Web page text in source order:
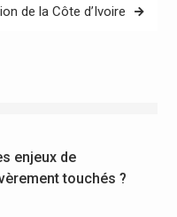
de la Côte d’Ivoire
enjeux de
touchés ?